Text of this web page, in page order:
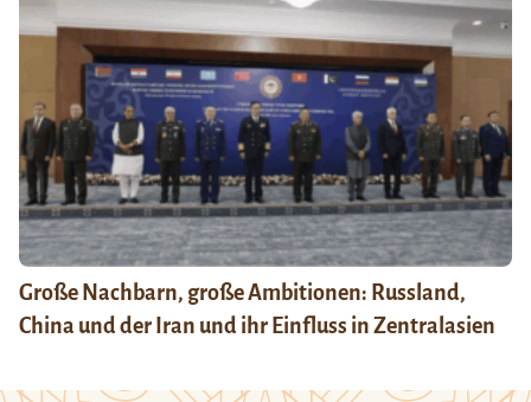
Große Nachbarn, große Ambitionen: Russland,
China und der Iran und ihr Einfluss in Zentralasien